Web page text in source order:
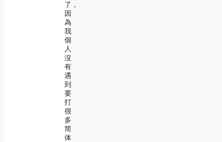
了，
因
為
我
個
人
沒
有
遇
到
要
打
很
多
简
体